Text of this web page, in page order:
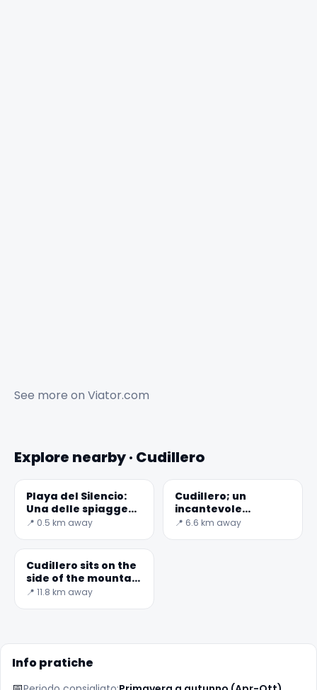
See more on Viator.com
Explore nearby · Cudillero
Playa del Silencio:
Una delle spiagge
più belle della
Segreto
📍 0.5 km away
Cudillero; un
incantevole
villaggio nelle
📍 6.6 km away
Cudillero sits on the
side of the mountain
facing the sea
📍 11.8 km away
Info pratiche